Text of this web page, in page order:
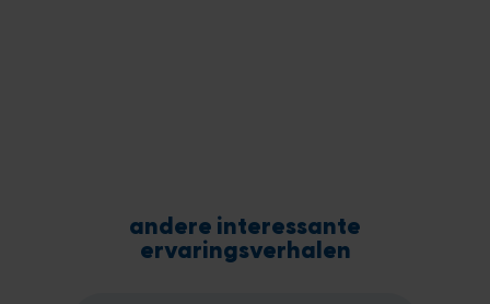
andere interessante
ervaringsverhalen